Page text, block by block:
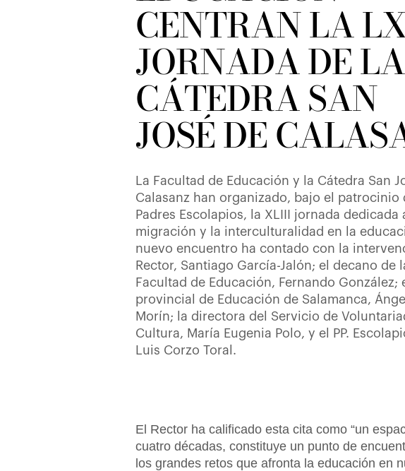
CENTRAN LA
JORNADA DE LA
CÁTEDRA SAN
JOSÉ DE
La Facultad de Educación y la Cátedra San
Calasanz han organizado, bajo el patrocinio
Padres Escolapios, la XLIII jornada dedicada
migración y la interculturalidad en la
nuevo encuentro ha contado con la
Rector, Santiago García-Jalón; el decano de
Facultad de Educación, Fernando González;
provincial de Educación de Salamanca,
Morín; la directora del Servicio de
Cultura, María Eugenia Polo, y el PP.
Luis Corzo Toral.
El Rector ha calificado esta cita como “un
cuatro décadas, constituye un punto de
los grandes retos que afronta la educación en